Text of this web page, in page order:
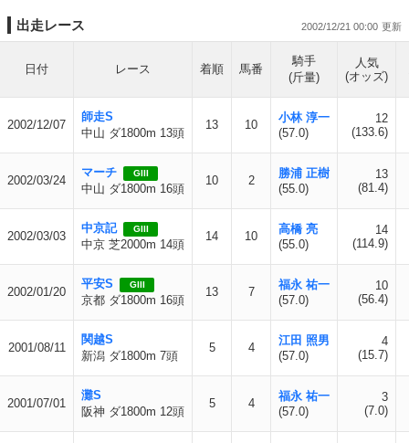
出走レース 2002/12/21 00:00
日付 レース 着順 馬番
騎手
(斤量)
人気
(オッズ)
2002/12/07
師走S
中山 ダ1800m 13頭
13 10
小林 淳一
(57.0)
12
(133.6)
2002/03/24
マーチ GIII
中山 ダ1800m 16頭
10 2
勝浦 正樹
(55.0)
13
(81.4)
2002/03/03
中京記 GIII
中京 芝2000m 14頭
14 10
高橋 亮
(55.0)
14
(114.9)
2002/01/20
平安S GIII
京都 ダ1800m 16頭
13 7
福永 祐一
(57.0)
10
(56.4)
2001/08/11
関越S
新潟 ダ1800m 7頭
5 4
江田 照男
(57.0)
4
(15.7)
2001/07/01
灘S
阪神 ダ1800m 12頭
5 4
福永 祐一
(57.0)
3
(7.0)